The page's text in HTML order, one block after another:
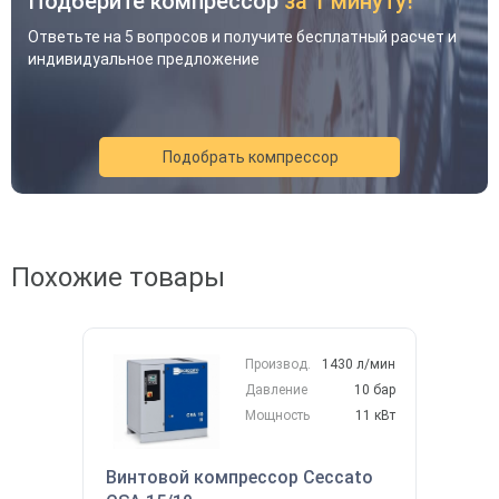
Ответьте на 5 вопросов и получите бесплатный расчет и
индивидуальное предложение
Подобрать компрессор
Похожие товары
Винтовой компрессор Ceccato
Производ.
1430 л/мин
Давление
10 бар
Мощность
11 кВт